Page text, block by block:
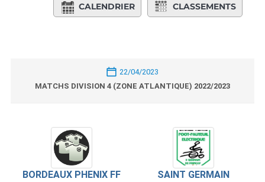
CALENDRIER CLASSEMENTS
22/04/2023
MATCHS DIVISION 4 (ZONE ATLANTIQUE) 2022/2023
BORDEAUX PHENIX FF SAINT GERMAIN